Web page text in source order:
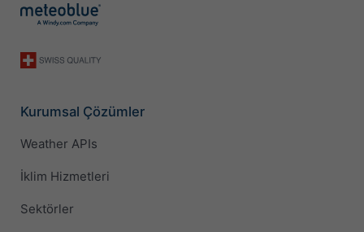
Kurumsal Çözümler
Weather APIs
İklim Hizmetleri
Sektörler